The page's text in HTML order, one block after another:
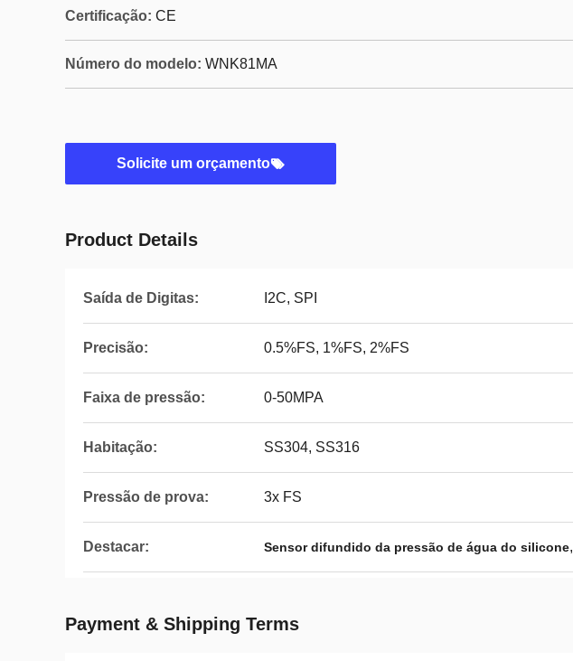
Certificação: CE
Número do modelo: WNK81MA
Solicite um orçamento
Product Details
Saída de Digitas: I2C, SPI
Precisão: 0.5%FS, 1%FS, 2%FS
Faixa de pressão: 0-50MPA
Habitação: SS304, SS316
Pressão de prova: 3x FS
Destacar: Sensor difundido da pressão de água do silicone,
Payment & Shipping Terms